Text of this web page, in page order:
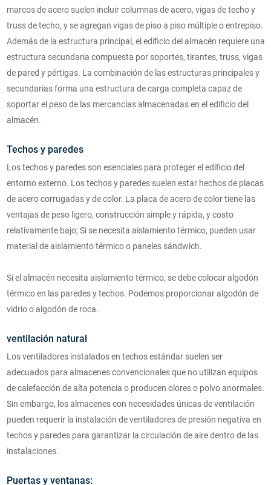
marcos de acero suelen incluir columnas de acero, vigas de techo y
truss de techo, y se agregan vigas de piso a piso múltiple o entrepiso.
Además de la estructura principal, el edificio del almacén requiere una
estructura secundaria compuesta por soportes, tirantes, truss, vigas
de pared y pértigas. La combinación de las estructuras principales y
secundarias forma una estructura de carga completa capaz de
soportar el peso de las mercancías almacenadas en el edificio del
almacén.
Techos y paredes
Los techos y paredes son esenciales para proteger el edificio del
entorno externo. Los techos y paredes suelen estar hechos de placas
de acero corrugadas y de color. La placa de acero de color tiene las
ventajas de peso ligero, construcción simple y rápida, y costo
relativamente bajo; Si se necesita aislamiento térmico, pueden usar
material de aislamiento térmico o paneles sándwich.
Si el almacén necesita aislamiento térmico, se debe colocar algodón
térmico en las paredes y techos. Podemos proporcionar algodón de
vidrio o algodón de roca.
ventilación natural
Los ventiladores instalados en techos estándar suelen ser
adecuados para almacenes convencionales que no utilizan equipos
de calefacción de alta potencia o producen olores o polvo anormales.
Sin embargo, los almacenes con necesidades únicas de ventilación
pueden requerir la instalación de ventiladores de presión negativa en
techos y paredes para garantizar la circulación de aire dentro de las
instalaciones.
Puertas y ventanas: